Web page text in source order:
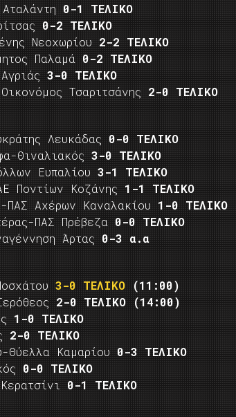
0-1 ΤΕΛΙΚΟ
0-2 ΤΕΛΙΚΟ
Νεοχωρίου 2-2 ΤΕΛΙΚΟ
Παλαμά 0-2 ΤΕΛΙΚΟ
3-0 ΤΕΛΙΚΟ
Τσαριτσάνης 2-0 ΤΕΛΙΚΟ
Λευκάδας 0-0 ΤΕΛΙΚΟ
Θιναλιακός 3-0 ΤΕΛΙΚΟ
Ευπαλίου 3-1 ΤΕΛΙΚΟ
Ποντίων Κοζάνης 1-1 ΤΕΛΙΚΟ
ΠΑΣ Αχέρων Καναλακίου 1-0 ΤΕΛΙΚΟ
ΠΑΣ Πρέβεζα 0-0 ΤΕΛΙΚΟ
Άρτας 0-3 α.α
3-0 ΤΕΛΙΚΟ
(11:00)
2-0 ΤΕΛΙΚΟ
(14:00)
1-0 ΤΕΛΙΚΟ
2-0 ΤΕΛΙΚΟ
Θύελλα Καμαρίου 0-3 ΤΕΛΙΚΟ
0-0 ΤΕΛΙΚΟ
0-1 ΤΕΛΙΚΟ